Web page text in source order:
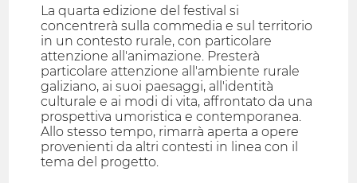
La quarta edizione del festival si
concentrerà sulla commedia e sul territorio
in un contesto rurale, con particolare
attenzione all'animazione. Presterà
particolare attenzione all'ambiente rurale
galiziano, ai suoi paesaggi, all'identità
culturale e ai modi di vita, affrontato da una
prospettiva umoristica e contemporanea.
Allo stesso tempo, rimarrà aperta a opere
provenienti da altri contesti in linea con il
tema del progetto.